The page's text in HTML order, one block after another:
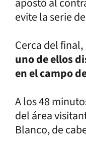
evite la serie
Cerca del
uno de ellos
en el campo
A los 48
del área
Blanco, de